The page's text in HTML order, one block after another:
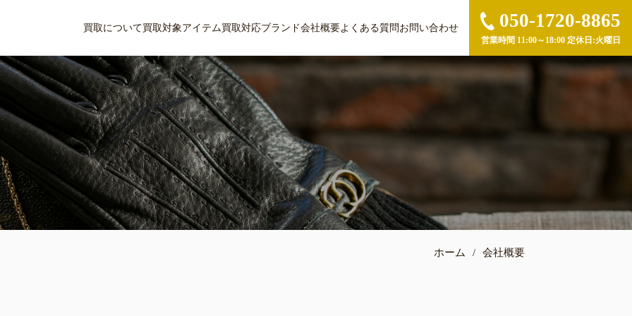
買取について買取対象アイテム買取対応ブランド会社概要よくある質問 お問い合わせ 050-1720-8865
営業時間 11:00～18:00 定休日:火曜日
ホーム / 会社概要